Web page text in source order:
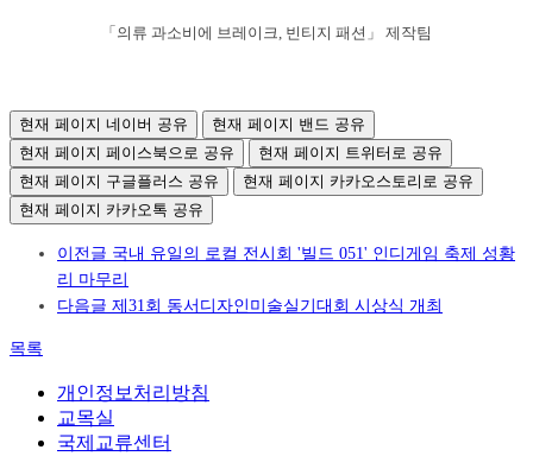
「의류 과소비에 브레이크, 빈티지 패션」 제작팀
현재 페이지 네이버 공유
현재 페이지 밴드 공유
현재 페이지 페이스북으로 공유
현재 페이지 트위터로 공유
현재 페이지 구글플러스 공유
현재 페이지 카카오스토리로 공유
현재 페이지 카카오톡 공유
이전글 국내 유일의 로컬 전시회 '빌드 051' 인디게임 축제 성황
리 마무리
다음글 제31회 동서디자인미술실기대회 시상식 개최
목록
개인정보처리방침
교목실
국제교류센터